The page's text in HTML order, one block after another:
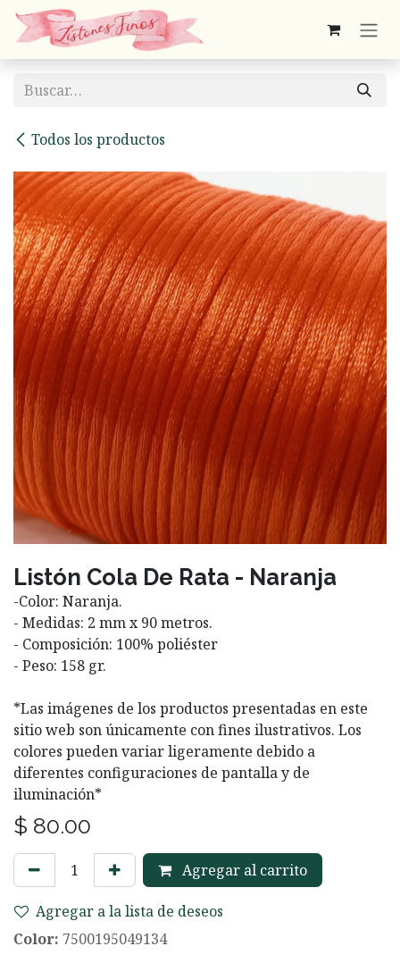
Ir al contenido
Todos los productos
Listón Cola De Rata - Naranja
-Color: Naranja.
- Medidas: 2 mm x 90 metros.
- Composición: 100% poliéster
- Peso: 158 gr.
*Las imágenes de los productos presentadas en este
sitio web son únicamente con fines ilustrativos. Los
colores pueden variar ligeramente debido a
diferentes configuraciones de pantalla y de
iluminación*
$ 80.00
Agregar al carrito
Agregar a la lista de deseos
Color: 7500195049134